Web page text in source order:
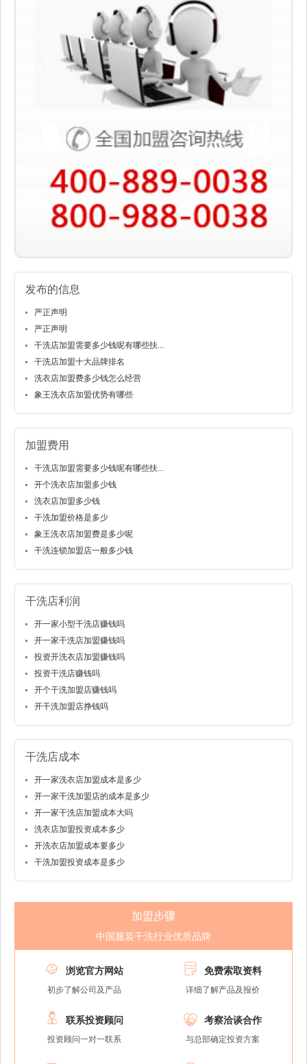
发布的信息
严正声明
严正声明
干洗店加盟需要多少钱呢有哪些扶...
干洗店加盟十大品牌排名
洗衣店加盟费多少钱怎么经营
象王洗衣店加盟优势有哪些
加盟费用
干洗店加盟需要多少钱呢有哪些扶...
开个洗衣店加盟多少钱
洗衣店加盟多少钱
干洗加盟价格是多少
象王洗衣店加盟费是多少呢
干洗连锁加盟店一般多少钱
干洗店利润
开一家小型干洗店赚钱吗
开一家干洗店加盟赚钱吗
投资开洗衣店加盟赚钱吗
投资干洗店赚钱吗
开个干洗加盟店赚钱吗
开干洗加盟店挣钱吗
干洗店成本
开一家洗衣店加盟成本是多少
开一家干洗加盟店的成本是多少
开一家干洗店加盟成本大吗
洗衣店加盟投资成本多少
开洗衣店加盟成本要多少
干洗加盟投资成本是多少
加盟步骤
中国服装干洗行业优质品牌
 浏览官方网站
初步了解公司及产品
 免费索取资料
详细了解产品及报价
 联系投资顾问
投资顾问一对一联系
 考察洽谈合作
与总部确定投资方案